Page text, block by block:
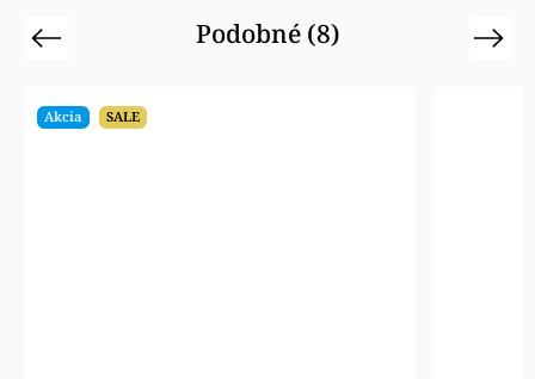
Podobné (8)
Previous
Akcia SALE
Next